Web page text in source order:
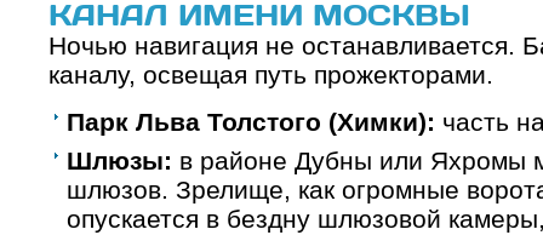
КАНАЛ ИМЕНИ МОСКВЫ
Ночью навигация не останавливается.
каналу, освещая путь прожекторами.
Парк Льва Толстого (Химки): часть
Шлюзы: в районе Дубны или Яхромы
шлюзов. Зрелище, как огромные
опускается в бездну шлюзовой